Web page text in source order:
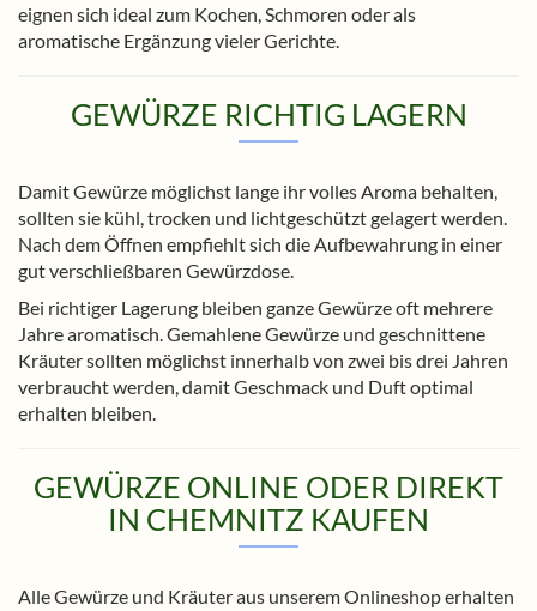
eignen sich ideal zum Kochen, Schmoren oder als
aromatische Ergänzung vieler Gerichte.
GEWÜRZE RICHTIG LAGERN
Damit Gewürze möglichst lange ihr volles Aroma behalten,
sollten sie kühl, trocken und lichtgeschützt gelagert werden.
Nach dem Öffnen empfiehlt sich die Aufbewahrung in einer
gut verschließbaren Gewürzdose.
Bei richtiger Lagerung bleiben ganze Gewürze oft mehrere
Jahre aromatisch. Gemahlene Gewürze und geschnittene
Kräuter sollten möglichst innerhalb von zwei bis drei Jahren
verbraucht werden, damit Geschmack und Duft optimal
erhalten bleiben.
GEWÜRZE ONLINE ODER DIREKT
IN CHEMNITZ KAUFEN
Alle Gewürze und Kräuter aus unserem Onlineshop erhalten